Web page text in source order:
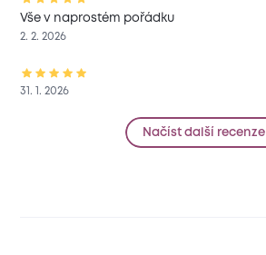
Vše v naprostém pořádku
2. 2. 2026
31. 1. 2026
Načíst další recenze